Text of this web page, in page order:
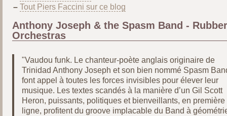
– Tout Piers Faccini sur ce blog
Anthony Joseph & the Spasm Band -
Orchestras
"Vaudou funk. Le chanteur-poète anglais originaire de
Trinidad Anthony Joseph et son bien nommé Spasm
font appel à toutes les forces invisibles pour élever leur
musique. Les textes scandés à la manière d’un Gil Scott
Heron, puissants, politiques et bienveillants, en première
ligne, profitent du groove implacable du Band à